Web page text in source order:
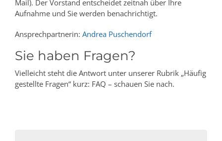
Mail). Der Vorstand entscheidet zeitnah über Ihre
Aufnahme und Sie werden benachrichtigt.
Ansprechpartnerin: Andrea Puschendorf
Sie haben Fragen?
Vielleicht steht die Antwort unter unserer Rubrik „Häufig
gestellte Fragen“ kurz: FAQ – schauen Sie nach.